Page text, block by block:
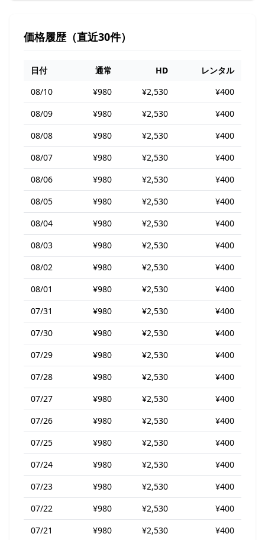
価格履歴（直近30件）
日付 通常 HD
レンタル
08/10
¥980 ¥2,530
¥400
08/09
¥980 ¥2,530
¥400
08/08
¥980 ¥2,530
¥400
08/07
¥980 ¥2,530
¥400
08/06
¥980 ¥2,530
¥400
08/05
¥980 ¥2,530
¥400
08/04
¥980 ¥2,530
¥400
08/03
¥980 ¥2,530
¥400
08/02
¥980 ¥2,530
¥400
08/01
¥980 ¥2,530
¥400
07/31
¥980 ¥2,530
¥400
07/30
¥980 ¥2,530
¥400
07/29
¥980 ¥2,530
¥400
07/28
¥980 ¥2,530
¥400
07/27
¥980 ¥2,530
¥400
07/26
¥980 ¥2,530
¥400
07/25
¥980 ¥2,530
¥400
07/24
¥980 ¥2,530
¥400
07/23
¥980 ¥2,530
¥400
07/22
¥980 ¥2,530
¥400
07/21
¥980 ¥2,530 ¥400